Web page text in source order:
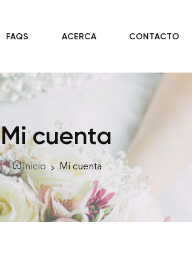
FAQS ACERCA CONTACTO
Mi cuenta
Inicio Mi cuenta